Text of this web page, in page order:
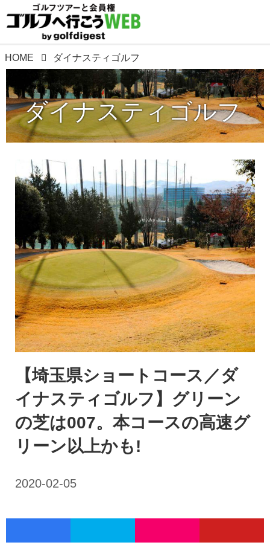
HOME ダイナスティゴルフ
ダイナスティゴルフ
【埼玉県ショートコース／ダ
イナスティゴルフ】グリーン
の芝は007。本コースの高速グ
リーン以上かも!